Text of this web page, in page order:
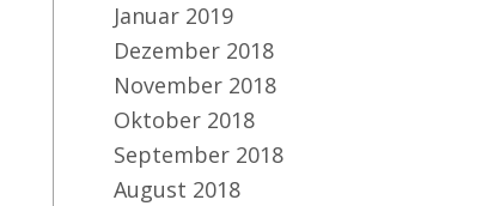
Januar 2019
Dezember 2018
November 2018
Oktober 2018
September 2018
August 2018